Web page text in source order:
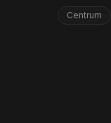
Centrum